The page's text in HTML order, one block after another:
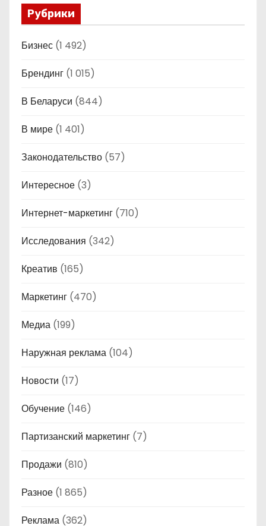
Рубрики
Бизнес (1 492)
Брендинг (1 015)
В Беларуси (844)
В мире (1 401)
Законодательство (57)
Интересное (3)
Интернет-маркетинг (710)
Исследования (342)
Креатив (165)
Маркетинг (470)
Медиа (199)
Наружная реклама (104)
Новости (17)
Обучение (146)
Партизанский маркетинг (7)
Продажи (810)
Разное (1 865)
Реклама (362)